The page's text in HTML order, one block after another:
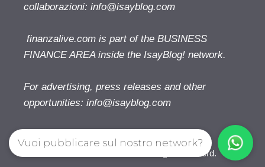
collaborazioni: info@isayblog.com
finanzalive.com is part of the BUSINESS
FINANCE AREA inside the IsayBlog! network.
For advertising, press releases and other
opportunities: info@isayblog.com
Finanzalive.com © 2026. All right reserverd.
Vuoi pubblicare sul nostro network?